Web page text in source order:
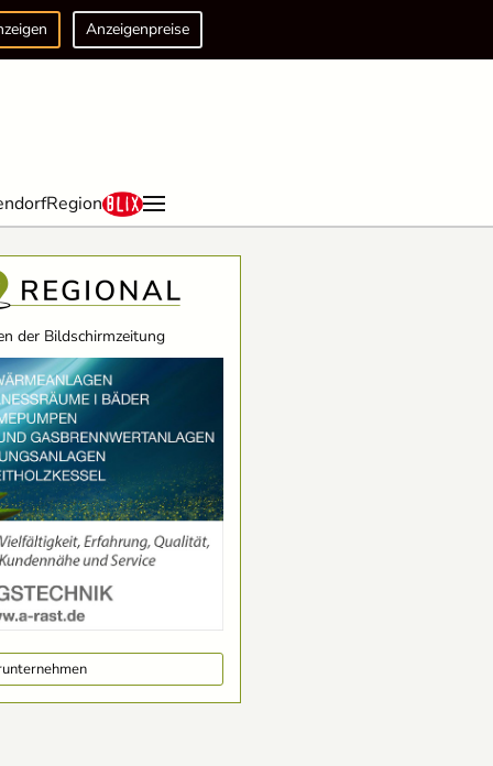
Anzeigenpreise
Region
der Bildschirmzeitung